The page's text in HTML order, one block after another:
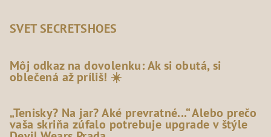
SVET SECRETSHOES
Môj odkaz na dovolenku: Ak si obutá, si
oblečená až príliš! ☀️
„Tenisky? Na jar? Aké prevratné...“ Alebo prečo
vaša skriňa zúfalo potrebuje upgrade v štýle